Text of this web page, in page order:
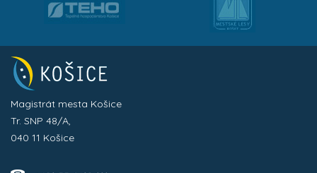
Magistrát mesta Košice
Tr. SNP 48/A,
040 11 Košice